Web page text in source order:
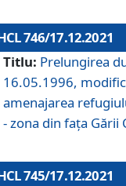
746/17.12.2021
Titlu: Prelungirea
16.05.1996,
amenajarea
- zona din faţa Gării
745/17.12.2021